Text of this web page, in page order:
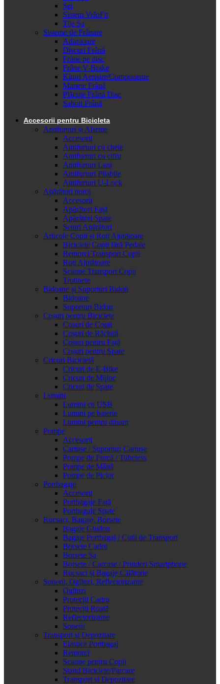
Șei
Sistem VeloFit
Tije Șa
Sisteme de Frânare
Adaptoare
Discuri Frână
Frâne pe disc
Frâne V-Brake
Kituri Aerisire/Componente
Manete Frână
Plăcuțe Frână Disc
Saboti Frână
Accesorii pentru Bicicleta
Antifurturi și Alarme
Accesorii
Antifurturi cu cheie
Antifurturi cu cifru
Antifurturi Lanț
Antifurturi Pliabile
Antifurturi U-Lock
Apărători noroi
Accesorii
Apărători Față
Apărători Spate
Seturi Apărători
Articole Copii și Roți Ajutătoare
Biciclete Copii fără Pedale
Remorci Transport Copii
Roți Ajutătoare
Scaune Transport Copii
Trotinete
Bidoane și Suporturi Bidon
Bidoane
Suporturi Bidon
Coșuri pentru Biciclete
Cosuri de Copii
Coșuri de Răchită
Coșuri pentru Față
Coșuri pentru Spate
Cricuri Bicicletă
Cricuri de E-Bike
Cricuri de Mijloc
Cricuri de Spate
Lumini
Lumini cu USB
Lumini pe baterie
Lumini pentru dinam
Pompe
Accesorii
Cartușe / Suporturi Cartușe
Pompe de Furcă / Tubeless
Pompe de Mână
Pompe de Picior
Portbagaje
Accesorii
Portbagaje Față
Portbagaje Spate
Rucsaci, Bagaje, Borsete
Bagaje Ghidon
Bagaje Portbagaj / Cutii de Transport
Borsete Cadru
Borsete Șa
Borsete / Carcase / Prinderi Smartphone
Rucsaci și Bagaje Călătorie
Sonerii, Oglinzi, Reflectorizante
Oglinzi
Protecții Cadru
Protecții Roată
Reflectorizante
Sonerii
Transport și Depozitare
Elastice Portbagaj
Remorci
Scaune pentru Copii
Stand Biciclete/Parcare
Transport si Depozitare